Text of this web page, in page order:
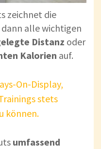
zeichnet die
dann alle wichtigen
Distanz oder
Kalorien auf.
On-Display,
stets
können.
umfassend